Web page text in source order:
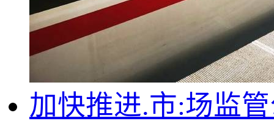
加快推进.市:场监